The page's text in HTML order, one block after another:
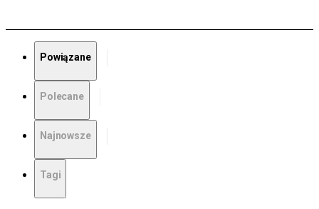
Powiązane
Polecane
Najnowsze
Tagi